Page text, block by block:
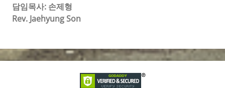
담임목사: 손제형
Rev. Jaehyung Son